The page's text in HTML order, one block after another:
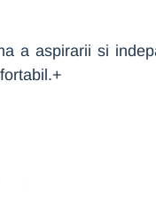
a aspirarii si